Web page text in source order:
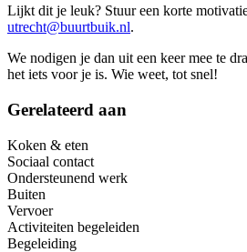
Lijkt dit je leuk? Stuur een korte
utrecht@buurtbuik.nl.
We nodigen je dan uit een keer mee te
het iets voor je is. Wie weet, tot snel!
Gerelateerd aan
Koken & eten
Sociaal contact
Ondersteunend werk
Buiten
Vervoer
Activiteiten begeleiden
Begeleiding